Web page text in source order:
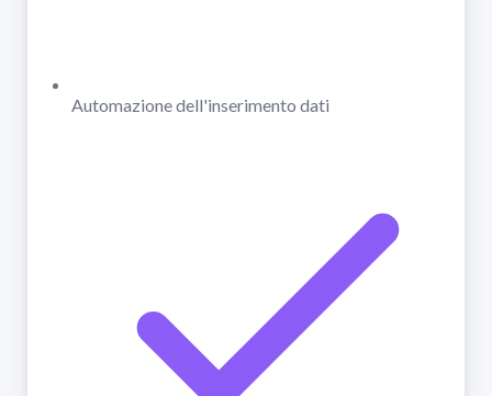
Automazione dell'inserimento dati